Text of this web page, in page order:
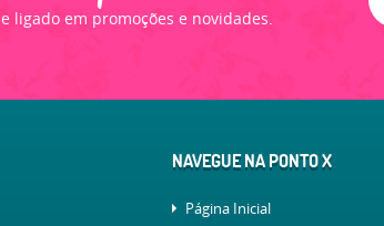
ligado em promoções e novidades.
NAVEGUE NA PONTO X
Página Inicial